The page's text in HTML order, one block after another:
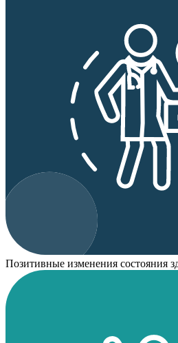
Позитивные изменения состояния